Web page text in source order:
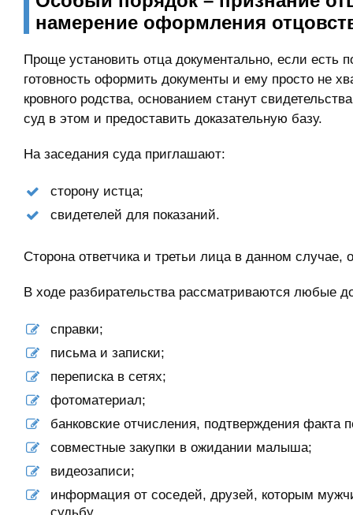
намерение оформления
Проще установить отца документально, если есть
готовность оформить документы и ему просто не
кровного родства, основанием станут
суд в этом и предоставить доказательную базу.
На заседания суда приглашают:
сторону истца;
свидетелей для показаний.
Сторона ответчика и третьи лица в данном случае,
В ходе разбирательства рассматриваются любые
справки;
письма и записки;
переписка в сетях;
фотоматериал;
банковские отчисления, подтверждения факта
совместные закупки в ожидании малыша;
видеозаписи;
информация от соседей, друзей, которым